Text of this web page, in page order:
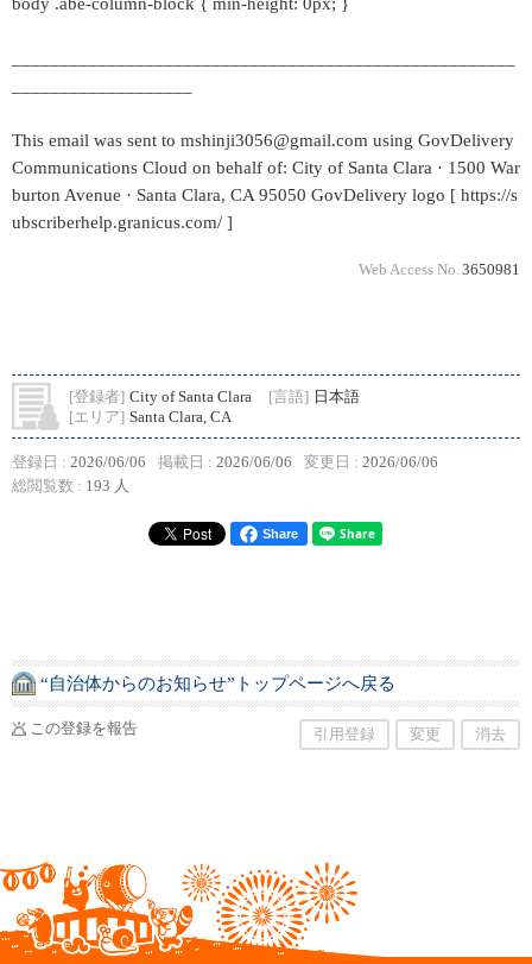
This email was sent to mshinji3056@gmail.com using GovDelivery
Communications Cloud on behalf of: City of Santa Clara · 1500 War
burton Avenue · Santa Clara, CA 95050 GovDelivery logo [ https://s
ubscriberhelp.granicus.com/ ]
Web Access No. 3650981
[登録者] City of Santa Clara [言語] 日本語
[エリア] Santa Clara, CA
登録日 : 2026/06/06 掲載日 : 2026/06/06 変更日 : 2026/06/06
総閲覧数 : 193 人
Share
“自治体からのお知らせ”トップページへ戻る
この登録を報告 引用登録 変更 消去